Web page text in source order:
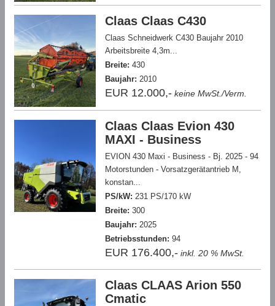
Claas Claas C430
Claas Schneidwerk C430 Baujahr 2010
Arbeitsbreite 4,3m...
Breite: 430
Baujahr: 2010
EUR 12.000,- keine MwSt./Verm.
Claas Claas Evion 430
MAXI - Business
EVION 430 Maxi - Business - Bj. 2025 - 94
Motorstunden - Vorsatzgerätantrieb M,
konstan...
PS/kW: 231 PS/170 kW
Breite: 300
Baujahr: 2025
Betriebsstunden: 94
EUR 176.400,- inkl. 20 % MwSt.
Claas CLAAS Arion 550
Cmatic